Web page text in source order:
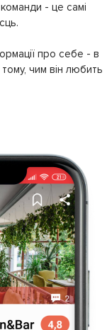
- це самі
про себе - в
чим він любить